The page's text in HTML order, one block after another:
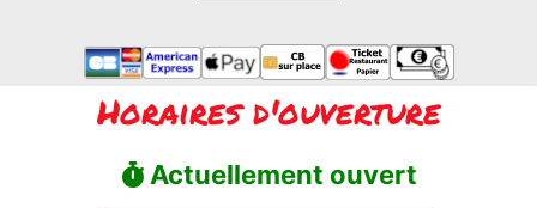
Horaires d'ouverture
Actuellement ouvert